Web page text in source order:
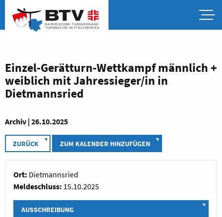
Einzel-Gerätturn-Wettkampf männlich +
weiblich mit Jahressieger/in in
Dietmannsried
Archiv | 26.10.2025
ZURÜCK ZUM KALENDER HINZUFÜGEN
Ort: Dietmannsried
Meldeschluss: 15.10.2025
AUSSCHREIBUNG